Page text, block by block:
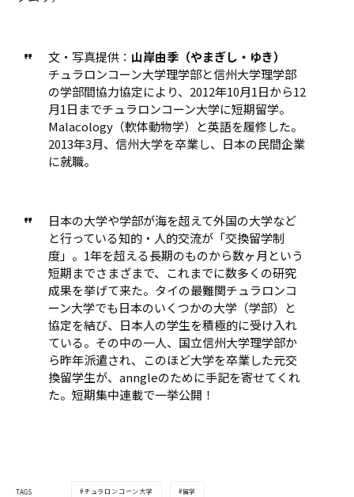
文・写真提供： 山岸由季（やまぎし・ゆき）
チュラロンコーン大学理学部と信州大学理学部
の学部間協力協定により、2012年10月1日から12
月1日までチュラロンコーン大学に短期留学。
Malacology（軟体動物学）と英語を履修した。
2013年3月、信州大学を卒業し、日本の民間企業
に就職。
日本の大学や学部が海を超えて外国の大学など
と行っている知的・人的交流が「交換留学制
度」。1年を超える長期のものから数ヶ月という
短期までさまざまで、これまでに数多くの研究
成果を挙げて来た。タイの最難関チュラロンコ
ーン大学でも日本のいくつかの大学（学部）と
協定を結び、日本人の学生を積極的に受け入れ
ている。その中の一人、国立信州大学理学部か
ら昨年派遣され、このほど大学を卒業した元交
換留学生が、anngleのために手記を寄せてくれ
た。短期集中連載で一挙公開！
TAGS チュラロンコーン大学 留学